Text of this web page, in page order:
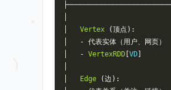
Vertex (顶点):
- 代表实体（用户、网页）
- VertexRDD VD
Edge (边):